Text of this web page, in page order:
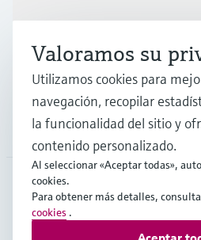
Soporte
Compañía
Valoramos su
Utilizamos cookies para
navegación, recopilar
la funcionalidad del sitio y
contenido personalizado.
Al seleccionar «Aceptar todas»,
cookies.
Para obtener más detalles,
cookies .